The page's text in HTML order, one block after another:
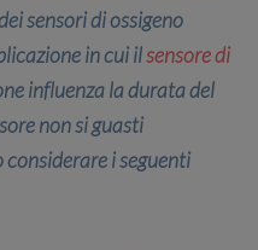
sensori di ossigeno
in cui ilsensore di
influenza la durata del
non si guasti
i seguenti